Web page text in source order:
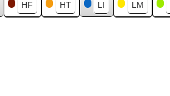
HF HT LI LM